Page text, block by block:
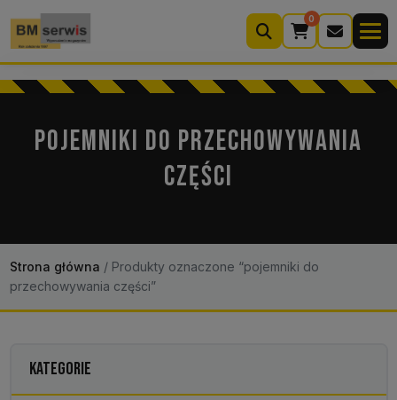
0
Wyszukiwarka
produktów
POJEMNIKI DO PRZECHOWYWANIA
CZĘŚCI
Strona główna /Produkty oznaczone “pojemniki do
przechowywania części”
KATEGORIE